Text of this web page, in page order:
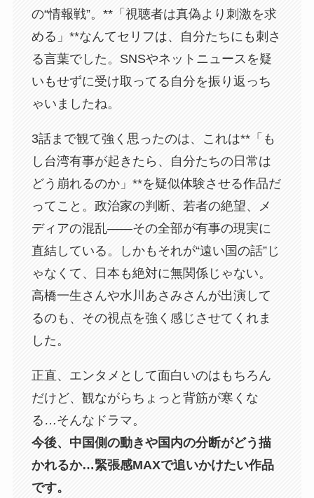
の“情報戦”。**「視聴者は真偽より刺激を求
める」**なんてセリフは、自分たちにも刺さ
る言葉でした。SNSやネットニュースを疑
いもせずに受け取ってる自分を振り返っち
ゃいましたね。
3話まで観て強く思ったのは、これは**「も
し台湾有事が起きたら、自分たちの日常は
どう崩れるのか」**を疑似体験させる作品だ
ってこと。政治家の判断、若者の絶望、メ
ディアの混乱――その全部が有事の現実に
直結している。しかもそれが“遠い国の話”じ
ゃなくて、日本も絶対に無関係じゃない。
高橋一生さんや水川あさみさんが出演して
るのも、その視点を強く感じさせてくれま
した。
正直、エンタメとして面白いのはもちろん
だけど、観ながらちょっと背筋が寒くな
る…そんなドラマ。
今後、中国側の動きや国内の分断がどう描
かれるか…緊張感MAXで追いかけたい作品
です。